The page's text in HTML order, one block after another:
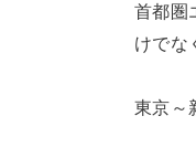
首都圏
けでな
東京～